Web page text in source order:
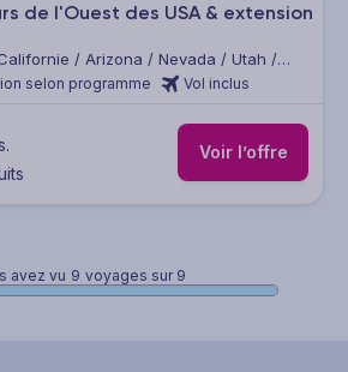
de l'Ouest des USA & extension
/ Arizona / Nevada / Utah /
selon programme Vol inclus
Voir l’offre
avez vu 9 voyages sur 9